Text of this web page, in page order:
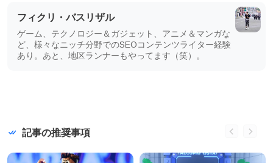
フィクリ・バスリザル
ゲーム、テクノロジー＆ガジェット、アニメ＆マンガな
ど、様々なニッチ分野でのSEOコンテンツライター経験
あり。あと、地区ランナーもやってます（笑）。
記事の推奨事項